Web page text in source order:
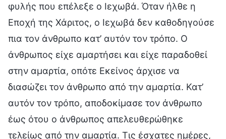
φυλής που επέλεξε ο Ιεχωβά. Όταν ήλθε η
Εποχή της Χάριτος, ο Ιεχωβά δεν καθοδηγούσε
πια τον άνθρωπο κατ’ αυτόν τον τρόπο. Ο
άνθρωπος είχε αμαρτήσει και είχε παραδοθεί
στην αμαρτία, οπότε Εκείνος άρχισε να
διασώζει τον άνθρωπο από την αμαρτία. Κατ’
αυτόν τον τρόπο, αποδοκίμασε τον άνθρωπο
έως ότου ο άνθρωπος απελευθερώθηκε
τελείως από την αμαρτία. Τις έσχατες ημέρες,